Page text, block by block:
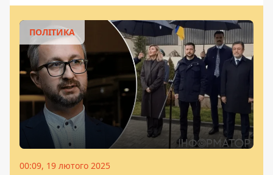
ПОЛІТИКА
00:09, 19 лютого 2025